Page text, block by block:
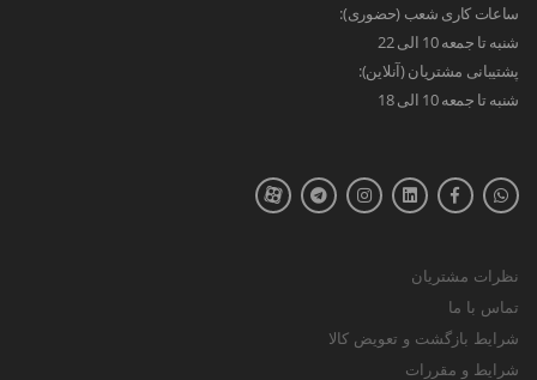
ساعات کاری شعب (حضوری):
شنبه تا جمعه 10 الی 22
پشتیبانی مشتریان (آنلاین):
شنبه تا جمعه 10 الی 18
نظرات مشتریان
تماس با ما
شرایط بازگشت و تعویض کالا
شرایط و مقررات